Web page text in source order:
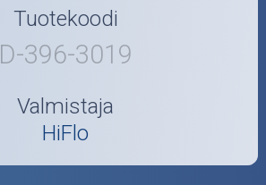
Tuotekoodi
D-396-3019
Valmistaja
HiFlo